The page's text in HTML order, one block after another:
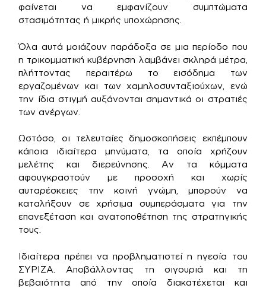
φαίνεται να εμφανίζουν συμπτώματα
στασιμότητας ή μικρής υποχώρησης.
Όλα αυτά μοιάζουν παράδοξα σε μια περίοδο που
η τρικομματική κυβέρνηση λαμβάνει σκληρά μέτρα,
πλήττοντας περαιτέρω το εισόδημα των
εργαζομένων και των χαμηλοσυνταξιούχων, ενώ
την ίδια στιγμή αυξάνονται σημαντικά οι στρατιές
των ανέργων.
Ωστόσο, οι τελευταίες δημοσκοπήσεις εκπέμπουν
κάποια ιδιαίτερα μηνύματα, τα οποία χρήζουν
μελέτης και διερεύνησης. Αν τα κόμματα
αφουγκραστούν με προσοχή και χωρίς
αυταρέσκειες την κοινή γνώμη, μπορούν να
καταλήξουν σε χρήσιμα συμπεράσματα για την
επανεξέταση και ανατοποθέτηση της στρατηγικής
τους.
Ιδιαίτερα πρέπει να προβληματιστεί η ηγεσία του
ΣΥΡΙΖΑ. Αποβάλλοντας τη σιγουριά και τη
βεβαιότητα από την οποία διακατέχεται και